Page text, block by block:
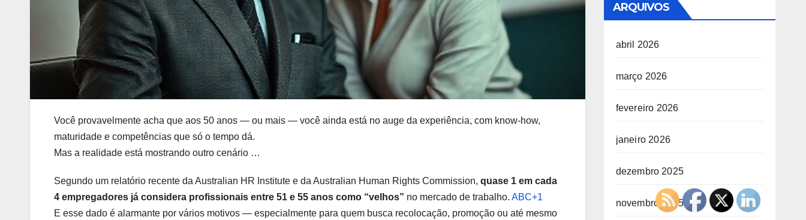
Você provavelmente acha que aos 50 anos — ou mais — você ainda está no auge da experiência, com know-how,
maturidade e competências que só o tempo dá.
Mas a realidade está mostrando outro cenário …
Segundo um relatório recente da Australian HR Institute e da Australian Human Rights Commission, quase 1 em cada
4 empregadores já considera profissionais entre 51 e 55 anos como “velhos” no mercado de trabalho. ABC+1
E esse dado é alarmante por vários motivos — especialmente para quem busca recolocação, promoção ou até mesmo
ARQUIVOS
abril 2026
março 2026
fevereiro 2026
janeiro 2026
dezembro 2025
novembro 2025